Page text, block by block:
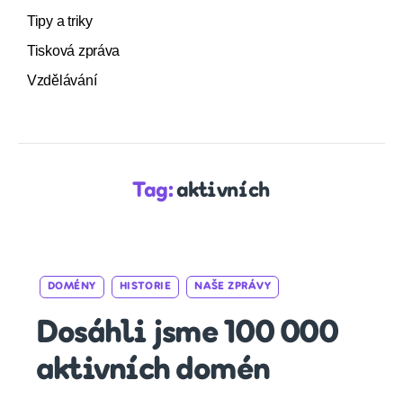
Tipy a triky
Tisková zpráva
Vzdělávání
Tag:aktivních
Categories
DOMÉNY HISTORIE NAŠE ZPRÁVY
Dosáhli jsme 100 000
aktivních domén